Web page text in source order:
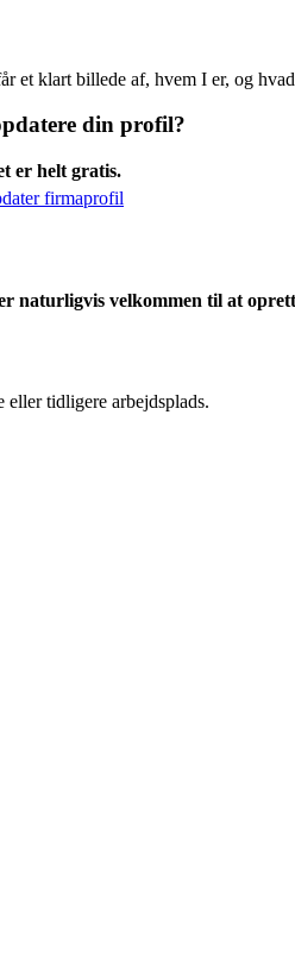
et klart billede af, hvem I er, og
din profil?
er helt gratis.
firmaprofil
naturligvis velkommen til at
tidligere arbejdsplads.